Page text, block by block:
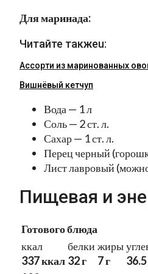
Для маринада:
Читайте такжеu:
Ассорти из маринованных
Вишнёвый кетчуп
Вода — 1 л
Соль — 2 ст. л.
Сахар — 1 ст. л.
Перец черный
Лист лавровый
Пищевая и
Готового блюда
ккал
337 ккал
белки
32 г
жиры
7 г
36.5